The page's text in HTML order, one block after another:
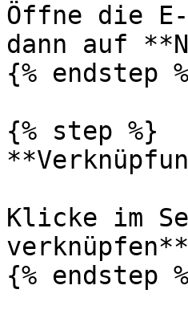
Öffne die
dann auf
{% endstep
{% step %}
Klicke im
{% endstep